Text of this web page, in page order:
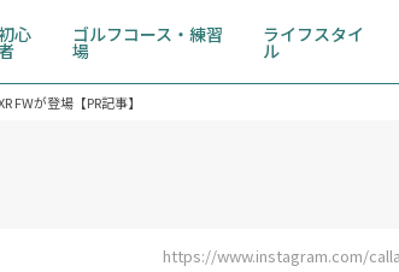
心 ゴルフコース・練習
場
ライフスタイ
ル
FWが登場【PR記事】
https://www.instagram.com/